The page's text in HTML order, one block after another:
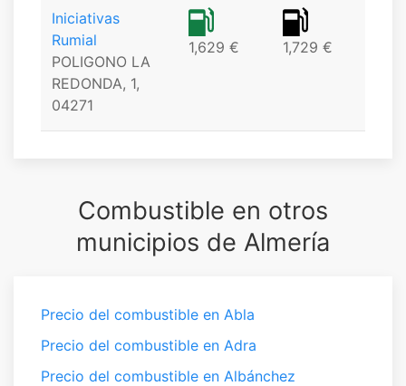
Iniciativas
Rumial
POLIGONO LA
REDONDA, 1,
04271
1,629 € 1,729 €
Combustible en otros
municipios de Almería
Precio del combustible en Abla
Precio del combustible en Adra
Precio del combustible en Albánchez